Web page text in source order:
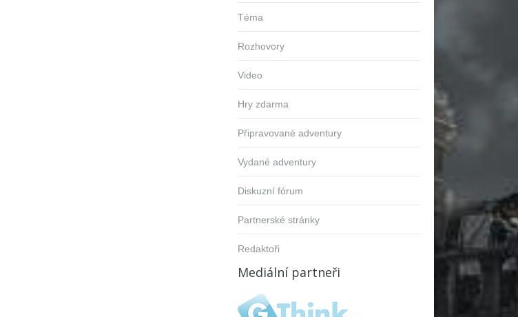
Téma
Rozhovory
Video
Hry zdarma
Připravované adventury
Vydané adventury
Diskuzní fórum
Partnerské stránky
Redaktoři
Mediální partneři